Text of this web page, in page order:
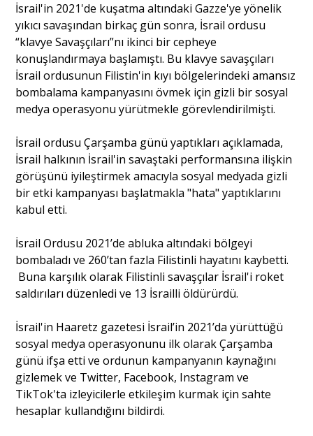
Yazarlar
Eğitim
Dosya Haber
Ankara Analiz
İsrail'in 2021'de kuşatma altındaki Gazze'ye yönelik
yıkıcı savaşından birkaç gün sonra, İsrail ordusu
“klavye Savaşçıları”nı ikinci bir cepheye
konuşlandırmaya başlamıştı. Bu klavye savaşçıları
İsrail ordusunun Filistin'in kıyı bölgelerindeki amansız
bombalama kampanyasını övmek için gizli bir sosyal
medya operasyonu yürütmekle görevlendirilmişti.
İsrail ordusu Çarşamba günü yaptıkları açıklamada,
İsrail halkının İsrail'in savaştaki performansına ilişkin
görüşünü iyileştirmek amacıyla sosyal medyada gizli
bir etki kampanyası başlatmakla "hata" yaptıklarını
kabul etti.
İsrail Ordusu 2021’de abluka altındaki bölgeyi
bombaladı ve 260’tan fazla Filistinli hayatını kaybetti.
Buna karşılık olarak Filistinli savaşçılar İsrail'i roket
saldırıları düzenledi ve 13 İsrailli öldürürdü.
İsrail'in Haaretz gazetesi İsrail’in 2021’da yürüttüğü
sosyal medya operasyonunu ilk olarak Çarşamba
günü ifşa etti ve ordunun kampanyanın kaynağını
gizlemek ve Twitter, Facebook, Instagram ve
TikTok'ta izleyicilerle etkileşim kurmak için sahte
hesaplar kullandığını bildirdi.